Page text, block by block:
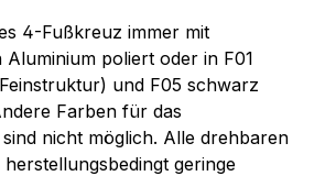
4-Fußkreuz immer mit
Aluminium poliert oder in F01
und F05 schwarz
Farben für das
nicht möglich. Alle drehbaren
geringe